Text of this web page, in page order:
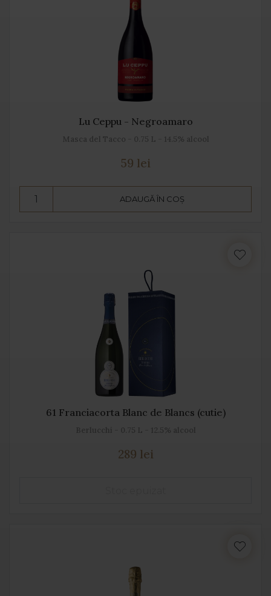
Lu Ceppu - Negroamaro
Masca del Tacco - 0.75 L - 14.5% alcool
59 lei
ADAUGĂ ÎN COȘ
61 Franciacorta Blanc de Blancs (cutie)
Berlucchi - 0.75 L - 12.5% alcool
289 lei